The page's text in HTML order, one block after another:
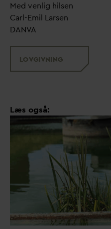
Med venlig hilsen
Carl-Emil Larsen
DANVA
LOVGIVNING
Læs også: